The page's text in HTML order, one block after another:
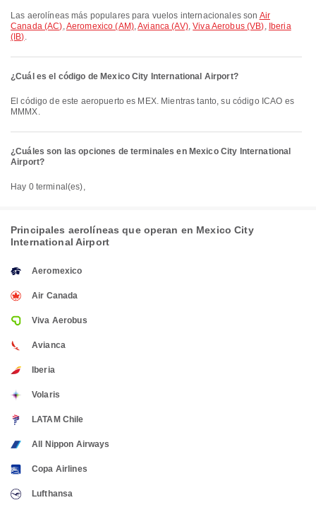
Las aerolíneas más populares para vuelos internacionales son Air
Canada (AC),Aeromexico (AM),Avianca (AV),Viva Aerobus (VB), Iberia
(IB).
¿Cuál es el código de Mexico City International Airport?
El código de este aeropuerto es MEX. Mientras tanto, su código ICAO es
MMMX.
¿Cuáles son las opciones de terminales en Mexico City International
Airport?
Hay 0 terminal(es),
Principales aerolíneas que operan en Mexico City
International Airport
Aeromexico
Air Canada
Viva Aerobus
Avianca
Iberia
Volaris
LATAM Chile
All Nippon Airways
Copa Airlines
Lufthansa